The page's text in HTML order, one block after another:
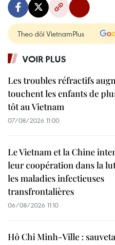
Theo dõi VietnamPlus
VOIR PLUS
Les troubles réfractifs
touchent les enfants de
tôt au Vietnam
07/08/2026 11:00
Le Vietnam et la Chine
leur coopération dans la
les maladies infectieuses
transfrontalières
06/08/2026 11:10
Hô Chi Minh-Ville :